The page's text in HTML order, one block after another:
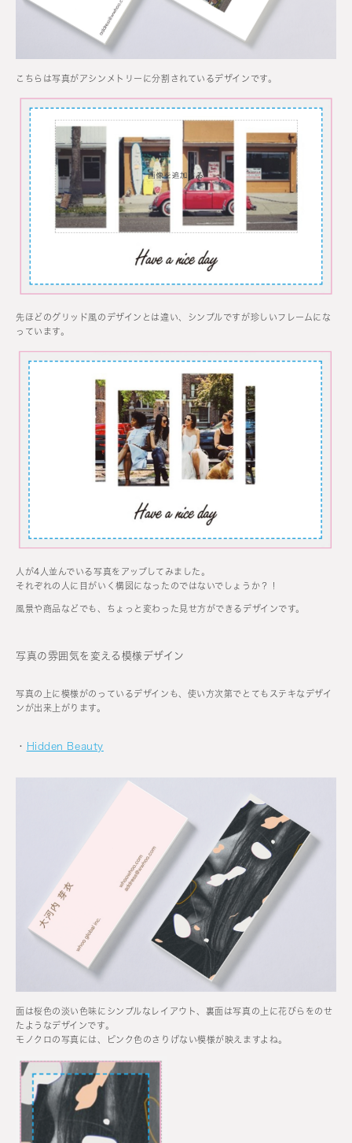
こちらは写真がアシンメトリーに分割されているデザインです。
先ほどのグリッド風のデザインとは違い、シンプルですが珍しいフレームにな
っています。
人が4人並んでいる写真をアップしてみました。
それぞれの人に目がいく構図になったのではないでしょうか？！
風景や商品などでも、ちょっと変わった見せ方ができるデザインです。
写真の雰囲気を変える模様デザイン
写真の上に模様がのっているデザインも、使い方次第でとてもステキなデザイ
ンが出来上がります。
・ Hidden Beauty
面は桜色の淡い色味にシンプルなレイアウト、裏面は写真の上に花びらをのせ
たようなデザインです。
モノクロの写真には、ピンク色のさりげない模様が映えますよね。